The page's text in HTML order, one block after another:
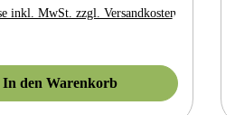
inkl. MwSt. zzgl. Versandkosten
In den Warenkorb